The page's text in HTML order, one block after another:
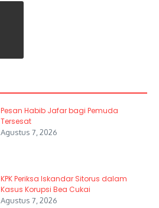
Pesan Habib Jafar bagi Pemuda
Tersesat
Agustus 7, 2026
KPK Periksa Iskandar Sitorus dalam
Kasus Korupsi Bea Cukai
Agustus 7, 2026